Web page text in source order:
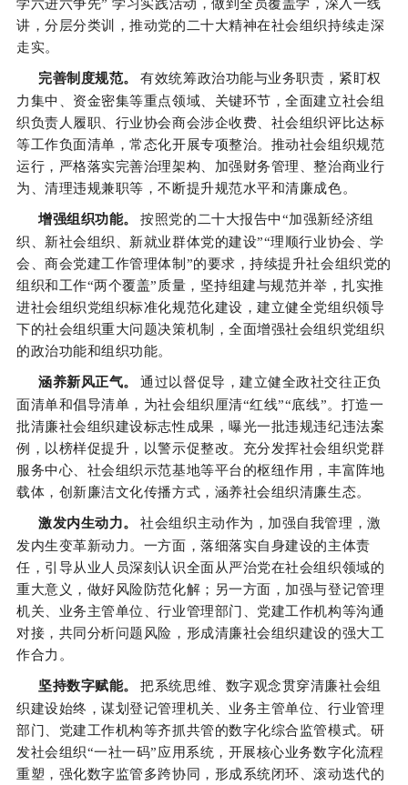
学六进六争先” 学习实践活动，做到全员覆盖学，深入一线
讲，分层分类训，推动党的二十大精神在社会组织持续走深
走实。
完善制度规范。
有效统筹政治功能与业务职责，紧盯权
力集中、资金密集等重点领域、关键环节，全面建立社会组
织负责人履职、行业协会商会涉企收费、社会组织评比达标
等工作负面清单，常态化开展专项整治。推动社会组织规范
运行，严格落实完善治理架构、加强财务管理、整治商业行
为、清理违规兼职等，不断提升规范水平和清廉成色。
增强组织功能。
按照党的二十大报告中“加强新经济组
织、新社会组织、新就业群体党的建设”“理顺行业协会、学
会、商会党建工作管理体制”的要求，持续提升社会组织党的
组织和工作“两个覆盖”质量，坚持组建与规范并举，扎实推
进社会组织党组织标准化规范化建设，建立健全党组织领导
下的社会组织重大问题决策机制，全面增强社会组织党组织
的政治功能和组织功能。
涵养新风正气。
通过以督促导，建立健全政社交往正负
面清单和倡导清单，为社会组织厘清“红线”“底线”。打造一
批清廉社会组织建设标志性成果，曝光一批违规违纪违法案
例，以榜样促提升，以警示促整改。充分发挥社会组织党群
服务中心、社会组织示范基地等平台的枢纽作用，丰富阵地
载体，创新廉洁文化传播方式，涵养社会组织清廉生态。
激发内生动力。
社会组织主动作为，加强自我管理，激
发内生变革新动力。一方面，落细落实自身建设的主体责
任，引导从业人员深刻认识全面从严治党在社会组织领域的
重大意义，做好风险防范化解；另一方面，加强与登记管理
机关、业务主管单位、行业管理部门、党建工作机构等沟通
对接，共同分析问题风险，形成清廉社会组织建设的强大工
作合力。
坚持数字赋能。
把系统思维、数字观念贯穿清廉社会组
织建设始终，谋划登记管理机关、业务主管单位、行业管理
部门、党建工作机构等齐抓共管的数字化综合监管模式。研
发社会组织“一社一码”应用系统，开展核心业务数字化流程
重塑，强化数字监管多跨协同，形成系统闭环、滚动迭代的